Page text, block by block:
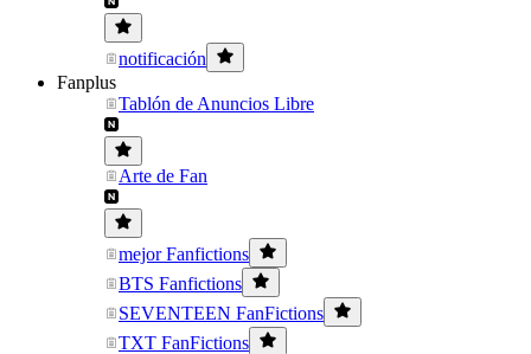
notificación
Fanplus
Tablón de Anuncios Libre
Arte de Fan
mejor Fanfictions
BTS Fanfictions
SEVENTEEN FanFictions
TXT FanFictions